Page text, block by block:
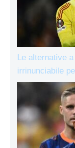
Le alternative
irrinunciabile